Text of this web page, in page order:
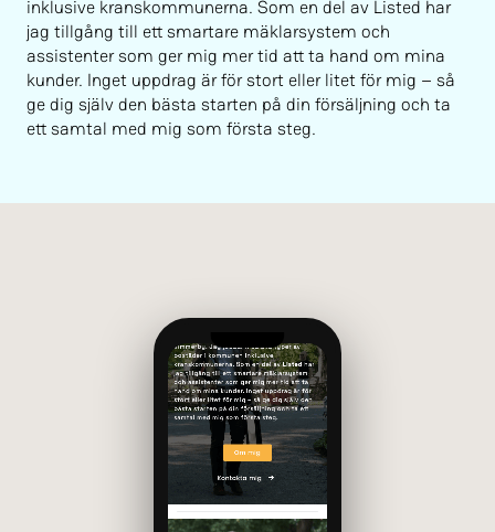
inklusive kranskommunerna. Som en del av Listed har
jag tillgång till ett smartare mäklarsystem och
assistenter som ger mig mer tid att ta hand om mina
kunder. Inget uppdrag är för stort eller litet för mig – så
ge dig själv den bästa starten på din försäljning och ta
ett samtal med mig som första steg.